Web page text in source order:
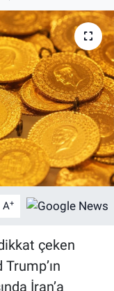
A+
çeken
İran’a